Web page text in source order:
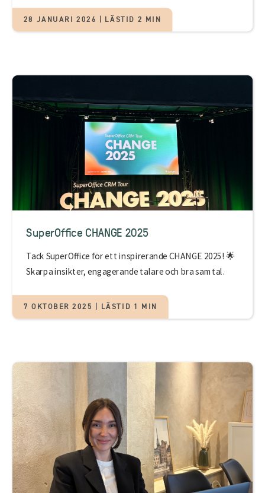
28 JANUARI 2026 | LÄSTID 2 MIN
SuperOffice CHANGE 2025
Tack SuperOffice för ett inspirerande CHANGE 2025! 🌟
Skarpa insikter, engagerande talare och bra samtal.
7 OKTOBER 2025 | LÄSTID 1 MIN